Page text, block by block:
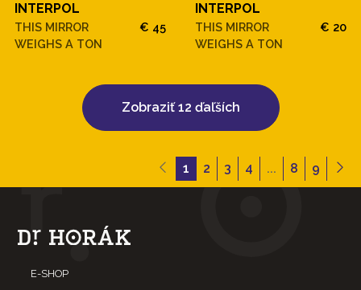
INTERPOL
THIS MIRROR
WEIGHS A TON
€ 45
INTERPOL
THIS MIRROR
WEIGHS A TON
€ 20
Zobraziť 12 ďaľších
1 2 3 4 ... 8 9
E-SHOP